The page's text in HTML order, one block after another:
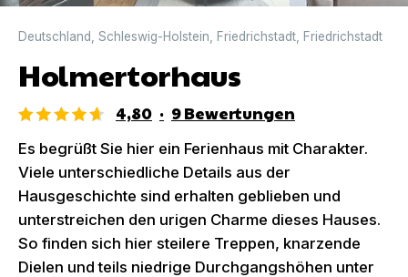
Deutschland Schleswig-Holstein Friedrichstadt Friedrichstadt
Holmertorhaus
4,80 · 9Bewertungen
Es begrüßt Sie hier ein Ferienhaus mit Charakter.
Viele unterschiedliche Details aus der
Hausgeschichte sind erhalten geblieben und
unterstreichen den urigen Charme dieses Hauses.
So finden sich hier steilere Treppen, knarzende
Dielen und teils niedrige Durchgangshöhen unter